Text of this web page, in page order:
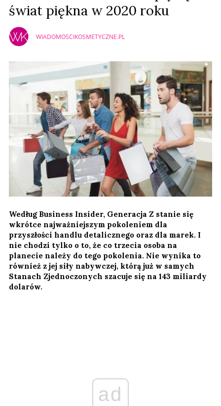
świat piękna w 2020 roku
WIADOMOSCIKOSMETYCZNE.PL
Według Business Insider, Generacja Z stanie się
wkrótce najważniejszym pokoleniem dla
przyszłości handlu detalicznego oraz dla marek. I
nie chodzi tylko o to, że co trzecia osoba na
planecie należy do tego pokolenia. Nie wynika to
również z jej siły nabywczej, którą już w samych
Stanach Zjednoczonych szacuje się na 143 miliardy
dolarów.
ad